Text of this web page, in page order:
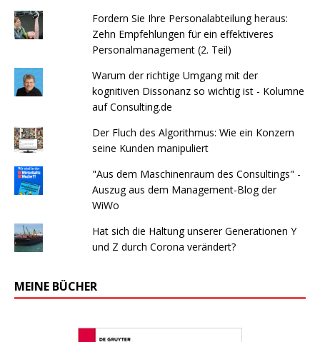
Fordern Sie Ihre Personalabteilung heraus:
Zehn Empfehlungen für ein effektiveres
Personalmanagement (2. Teil)
Warum der richtige Umgang mit der
kognitiven Dissonanz so wichtig ist - Kolumne
auf Consulting.de
Der Fluch des Algorithmus: Wie ein Konzern
seine Kunden manipuliert
"Aus dem Maschinenraum des Consultings" -
Auszug aus dem Management-Blog der
WiWo
Hat sich die Haltung unserer Generationen Y
und Z durch Corona verändert?
MEINE BÜCHER